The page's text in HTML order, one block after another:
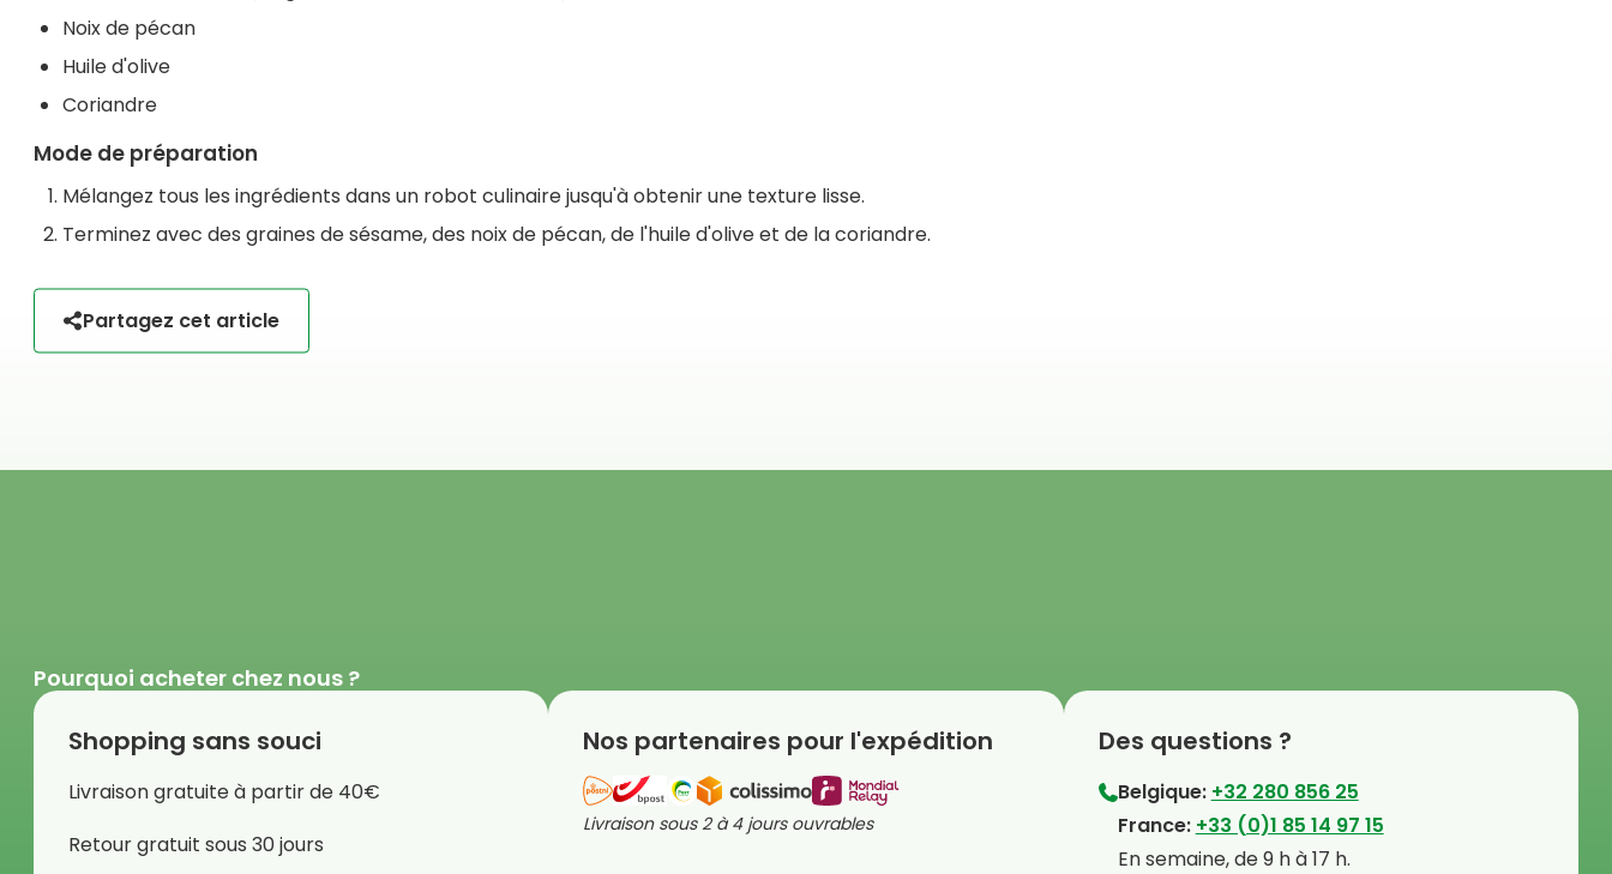
Noix de pécan
Huile d'olive
Coriandre
Mode de préparation
Mélangez tous les ingrédients dans un robot culinaire jusqu'à obtenir une texture lisse.
Terminez avec des graines de sésame, des noix de pécan, de l'huile d'olive et de la coriandre.
Partagez cet article
Pourquoi acheter chez nous ?
Shopping sans souci
Livraison gratuite à partir de 40€
Retour gratuit sous 30 jours
Nos partenaires pour l'expédition
Livraison sous 2 à 4 jours ouvrables
Des questions ?
Belgique: +32 280 856 25
⁠France: +33 (0)1 85 14 97 15
⁠En semaine, de 9 h à 17 h.